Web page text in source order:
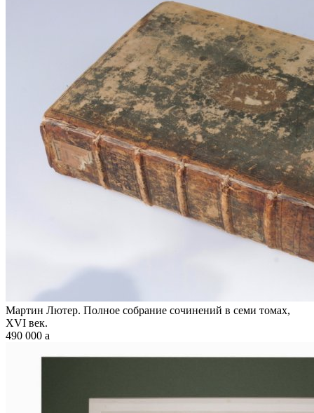
Мартин Лютер. Полное собрание сочинений в семи томах,
XVI век.
490 000 a